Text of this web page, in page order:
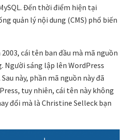
Đến thời điểm hiện tại
quản lý nội dung (CMS) phổ biến
cái tên ban đầu mà mã nguồn
Người sáng lập lên WordPress
này, phần mã nguồn này đã
tuy nhiên, cái tên này không
đổi mà là Christine Selleck bạn